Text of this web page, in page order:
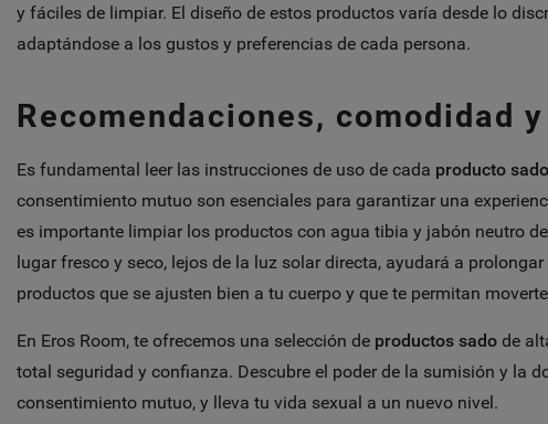
y fáciles de limpiar. El diseño de estos productos varía desde lo
adaptándose a los gustos y preferencias de cada persona.
Recomendaciones, comodidad
Es fundamental leer las instrucciones de uso de cada producto sado
consentimiento mutuo son esenciales para garantizar una
es importante limpiar los productos con agua tibia y jabón neutro
lugar fresco y seco, lejos de la luz solar directa, ayudará a
productos que se ajusten bien a tu cuerpo y que te permitan
En Eros Room, te ofrecemos una selección de productos sadode
total seguridad y confianza. Descubre el poder de la sumisión y la
consentimiento mutuo, y lleva tu vida sexual a un nuevo nivel.